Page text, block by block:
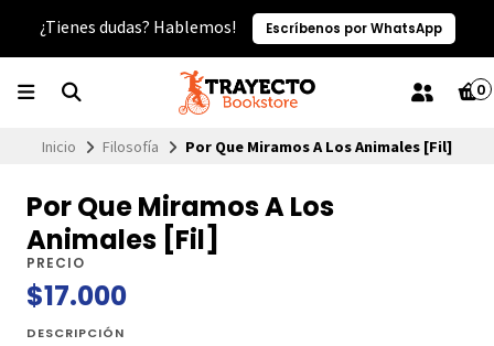
¿Tienes dudas? Hablemos! Escríbenos por WhatsApp
0
Inicio Filosofía Por Que Miramos A Los Animales [Fil]
Por Que Miramos A Los
Animales [Fil]
PRECIO
$17.000
DESCRIPCIÓN